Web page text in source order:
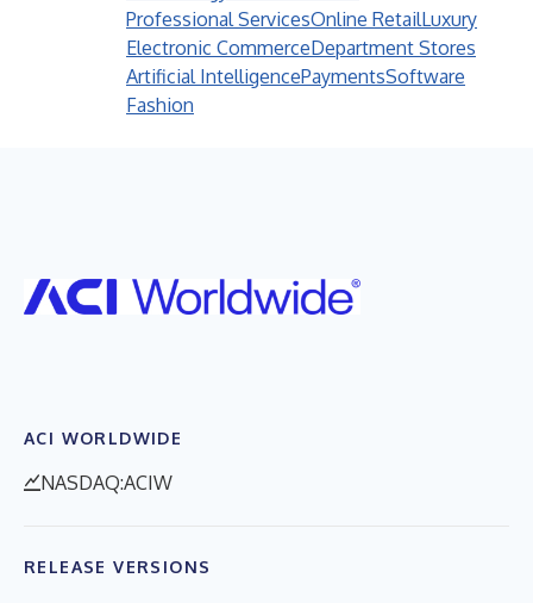
Professional ServicesOnline RetailLuxury
Electronic CommerceDepartment Stores
Artificial IntelligencePaymentsSoftware
Fashion
ACI WORLDWIDE
NASDAQ:ACIW
RELEASE VERSIONS